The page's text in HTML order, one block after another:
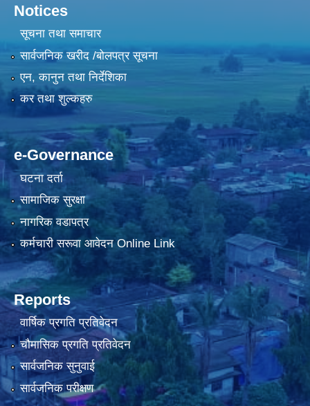
Notices
सूचना तथा समाचार
सार्वजनिक खरीद /बोलपत्र सूचना
एन, कानुन तथा निर्देशिका
कर तथा शुल्कहरु
e-Governance
घटना दर्ता
सामाजिक सुरक्षा
नागरिक वडापत्र
कर्मचारी सरूवा आवेदन Online Link
Reports
वार्षिक प्रगति प्रतिवेदन
चौमासिक प्रगति प्रतिवेदन
सार्वजनिक सुनुवाई
सार्वजनिक परीक्षण